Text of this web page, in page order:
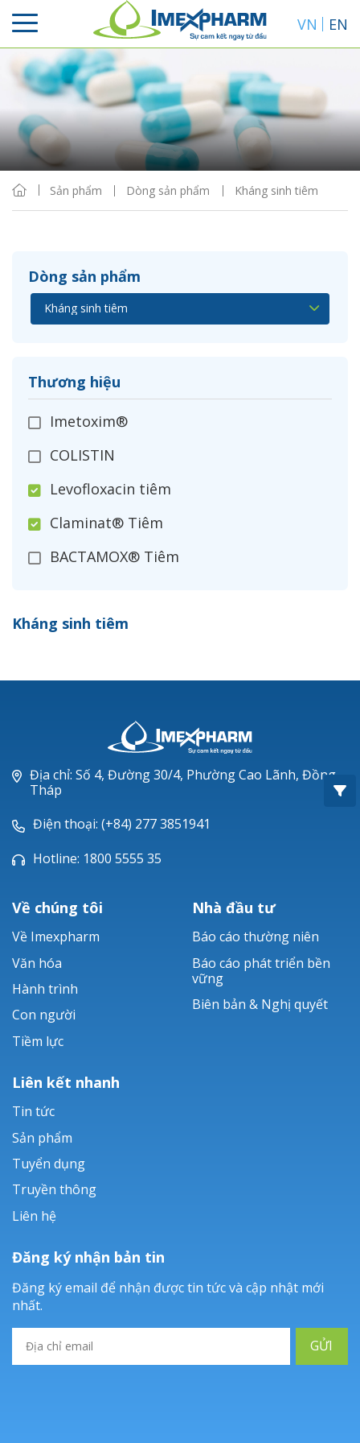
VN EN
Sản phẩm Dòng sản phẩm Kháng sinh tiêm
Dòng sản phẩm
Thương hiệu
Imetoxim®
COLISTIN
Levofloxacin tiêm
Claminat® Tiêm
BACTAMOX® Tiêm
Ceftizoxim®
Piperacillin
Ticarlinat®
Zobacta®
Bacsulfo®
Kháng sinh tiêm
Sắp xếp
Hiển thị
Địa chỉ: Số 4, Đường 30/4, Phường Cao Lãnh, Đồng
Tháp
Điện thoại: (+84) 277 3851941
Hotline: 1800 5555 35
Về chúng tôi
Về Imexpharm
Văn hóa
Hành trình
Con người
Tiềm lực
Nhà đầu tư
Báo cáo thường niên
Báo cáo phát triển bền
vững
Biên bản & Nghị quyết
Liên kết nhanh
Tin tức
Sản phẩm
Tuyển dụng
Truyền thông
Liên hệ
Đăng ký nhận bản tin
Đăng ký email để nhận được tin tức và cập nhật mới
nhất.
GỬI